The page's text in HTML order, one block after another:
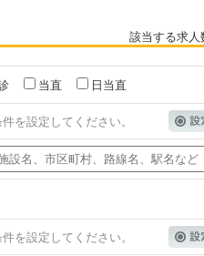
該当する求人
当直 日当直
を設定してください。
を設定してください。